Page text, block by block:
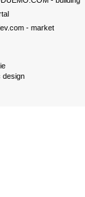
- market
design